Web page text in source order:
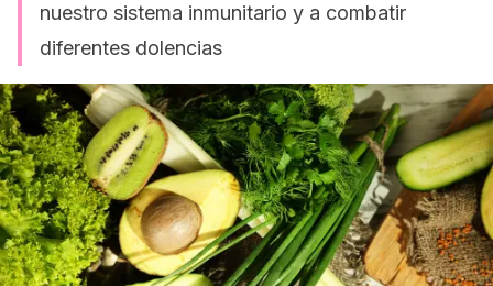
nuestro sistema inmunitario y a combatir
diferentes dolencias